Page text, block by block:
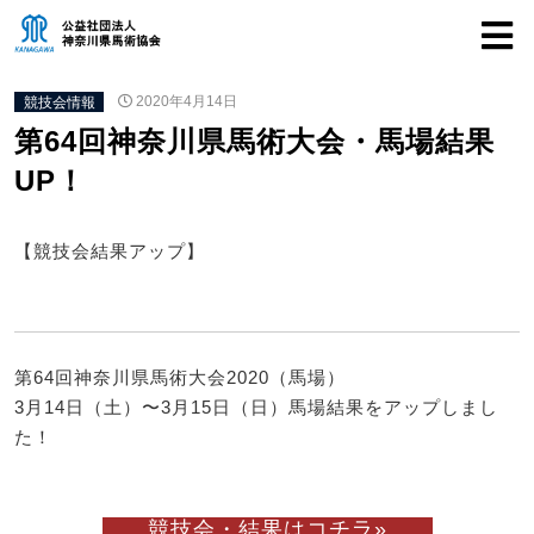
競技会情報 2020年4月14日
第64回神奈川県馬術大会・馬場結果
UP！
【競技会結果アップ】
第64回神奈川県馬術大会2020（馬場）
3月14日（土）〜3月15日（日）馬場結果をアップしまし
た！
競技会・結果はコチラ»